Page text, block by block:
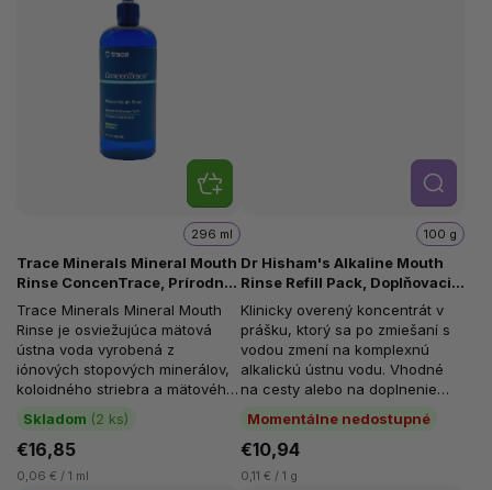
Trace Minerals Mineral Mouth
Rinse ConcenTrace, Prírodná
ústna voda s minerálmi, 296
ml
Skladom (2 ks)
296 ml
€16,85
0,06 € / 1 ml
Trace Minerals Mineral Mouth
Rinse je osviežujúca mätová
ústna voda vyrobená z
iónových stopových minerálov,
koloidného striebra a mätového
esenciálneho oleja. Obsahuje
viac než...
Dr Hisham's Alkaline Mouth
Rinse Refill Pack, Doplňovacie
balenie alkalickej ústnej vody,
100 g
Momentálne nedostupné
100 g
€10,94
0,11 € / 1 g
Detail
Klinicky overený koncentrát v
prášku, ktorý sa po zmiešaní s
vodou zmení na komplexnú
alkalickú ústnu vodu. Vhodné
na cesty alebo na doplnenie
Hisham's...